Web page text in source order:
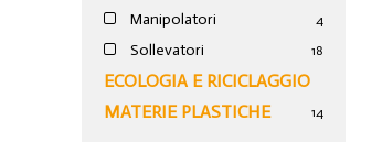
Manipolatori 4
Sollevatori 18
ECOLOGIA E RICICLAGGIO
MATERIE PLASTICHE
14